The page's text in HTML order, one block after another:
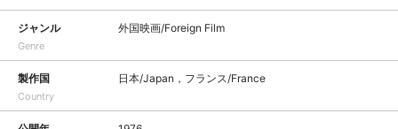
ジャンル
Genre
外国映画/Foreign Film
製作国
Country
日本/Japan，フランス/France